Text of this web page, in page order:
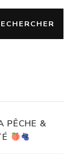
PÊCHE &